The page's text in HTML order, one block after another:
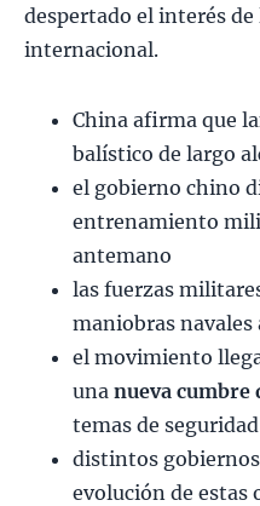
despertado el interés
internacional.
China afirma que
balístico de largo
el gobierno chino
entrenamiento
antemano
las fuerzas
maniobras
el movimiento
una nueva cumbre
temas de
distintos
evolución de estas